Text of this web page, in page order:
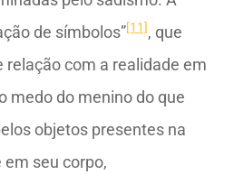
de símbolos”[11], que
relação com a realidade em
medo do menino do que
objetos presentes na
seu corpo,